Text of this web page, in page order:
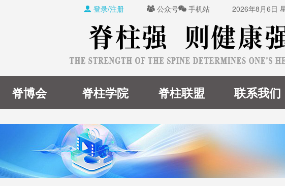
 登录/注册  公众号 手机站 2026年8月6日
脊博会 脊柱学院 脊柱联盟 联系我们